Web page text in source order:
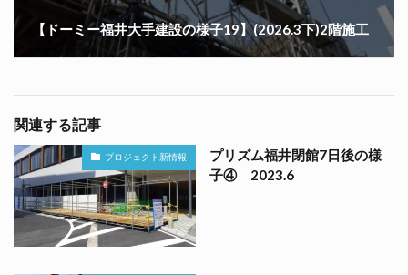
【ドーミー福井大手建設の様子19】(2026.3下)2階施工
関連する記事
プロジェクト新情報
プリズム福井閉館7日後の様
子④ 2023.6